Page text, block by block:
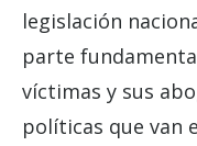
legislación
parte
víctimas y sus
políticas que van